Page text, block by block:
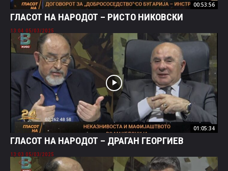
00:53:56
ГЛАСОТ НА НАРОДОТ – РИСТО НИКОВСКИ
05/03/2025 13:04
01:05:34
ГЛАСОТ НА НАРОДОТ – ДРАГАН ГЕОРГИЕВ
05/03/2025 13:03